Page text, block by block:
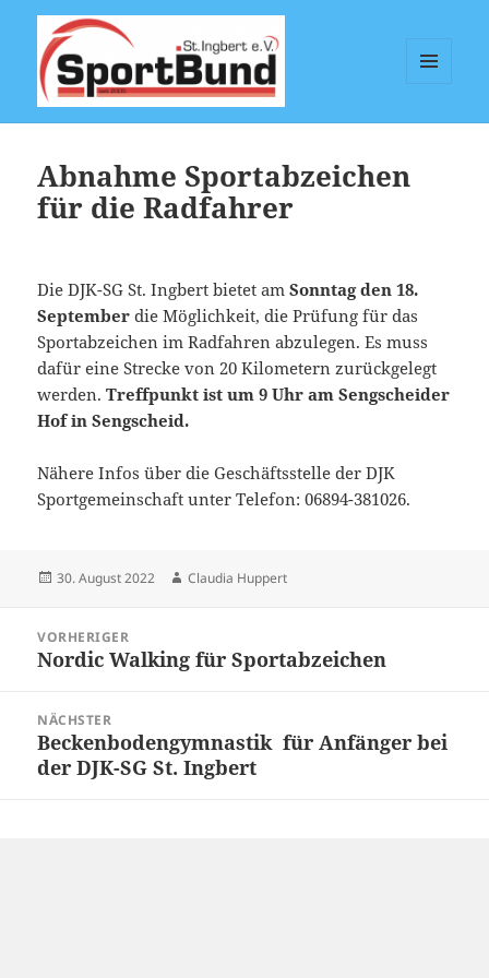
WIDGETS
Abnahme Sportabzeichen
für die Radfahrer
Die DJK-SG St. Ingbert bietet amSonntag den 18.
September die Möglichkeit, die Prüfung für das
Sportabzeichen im Radfahren abzulegen. Es muss
dafür eine Strecke von 20 Kilometern zurückgelegt
werden.Treffpunkt ist um 9 Uhr am Sengscheider
Hof in Sengscheid.
Nähere Infos über die Geschäftsstelle der DJK
Sportgemeinschaft unter Telefon: 06894-381026.
Veröffentlicht
30. August 2022 Autor
Claudia Huppert
VORHERIGER
Vorheriger
Nordic Walking für Sportabzeichen
NÄCHSTER
Nächster
Beitrag:
Beckenbodengymnastik für Anfänger bei
der DJK-SG St. Ingbert